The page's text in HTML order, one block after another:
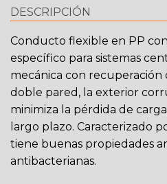
DESCRIPCIÓN
Conducto flexible en PP
específico para sistemas
mecánica con recuperación
doble pared, la exterior
minimiza la pérdida de
largo plazo. Caracterizado
tiene buenas propiedades
antibacterianas.